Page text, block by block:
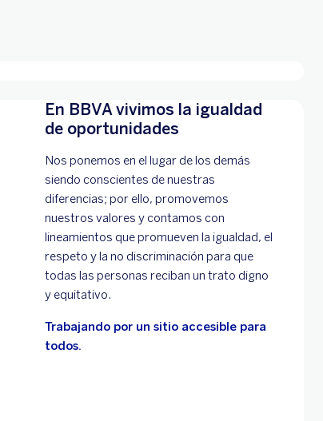
En BBVA vivimos la igualdad
de oportunidades
Nos ponemos en el lugar de los demás
siendo conscientes de nuestras
diferencias; por ello, promovemos
nuestros valores y contamos con
lineamientos que promueven la igualdad, el
respeto y la no discriminación para que
todas las personas reciban un trato digno
y equitativo.
Trabajando por un sitio accesible para
todos.